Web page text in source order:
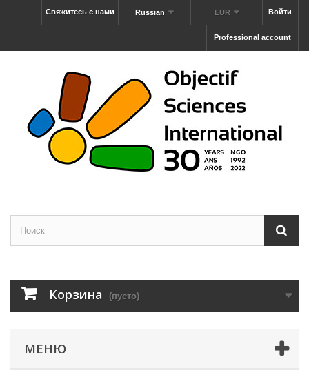
Войти
EUR
Russian
Свяжитесь с нами
Professional account
Корзина (пусто)
МЕНЮ